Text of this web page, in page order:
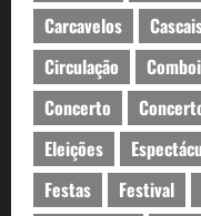
Carcavelos
Circulação
Concerto
Eleições
Festas
Festival